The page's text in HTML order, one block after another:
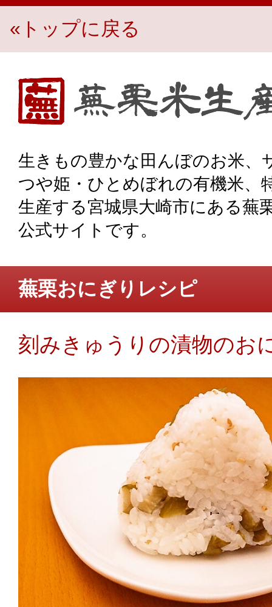
«トップに戻る
生きもの豊かな田んぼのお米、
つや姫・ひとめぼれの有機米、
生産する宮城県大崎市にある蕪
公式サイトです。
蕪栗おにぎりレシピ
刻みきゅうりの漬物のお